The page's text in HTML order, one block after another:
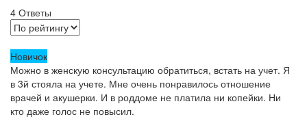
4 Ответы
Новичок
Можно в женскую консультацию обратиться, встать на учет. Я
в 3й стояла на учете. Мне очень понравилось отношение
врачей и акушерки. И в роддоме не платила ни копейки. Ни
кто даже голос не повысил.